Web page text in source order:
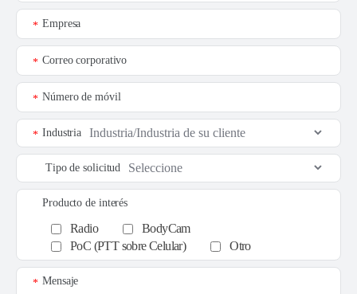
Empresa
*
Correo corporativo
*
Número de móvil
*
Industria
*
Tipo de solicitud
Producto de interés
Radio
BodyCam
PoC (PTT sobre Celular)
Otro
Mensaje
*